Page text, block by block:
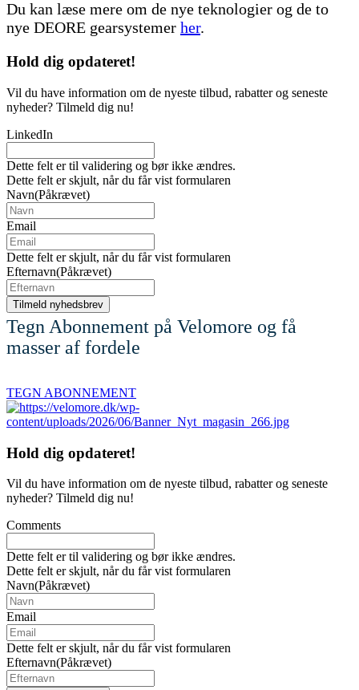
Du kan læse mere om de nye teknologier og de to
nye DEORE gearsystemer her.
Hold dig opdateret!
Vil du have information om de nyeste tilbud, rabatter og seneste
nyheder? Tilmeld dig nu!
LinkedIn
Dette felt er til validering og bør ikke ændres.
Dette felt er skjult, når du får vist formularen
Navn(Påkrævet)
Email
Dette felt er skjult, når du får vist formularen
Efternavn(Påkrævet)
Tegn Abonnement på Velomore og få
masser af fordele
TEGN ABONNEMENT
Hold dig opdateret!
Vil du have information om de nyeste tilbud, rabatter og seneste
nyheder? Tilmeld dig nu!
Comments
Dette felt er til validering og bør ikke ændres.
Dette felt er skjult, når du får vist formularen
Navn(Påkrævet)
Email
Dette felt er skjult, når du får vist formularen
Efternavn(Påkrævet)